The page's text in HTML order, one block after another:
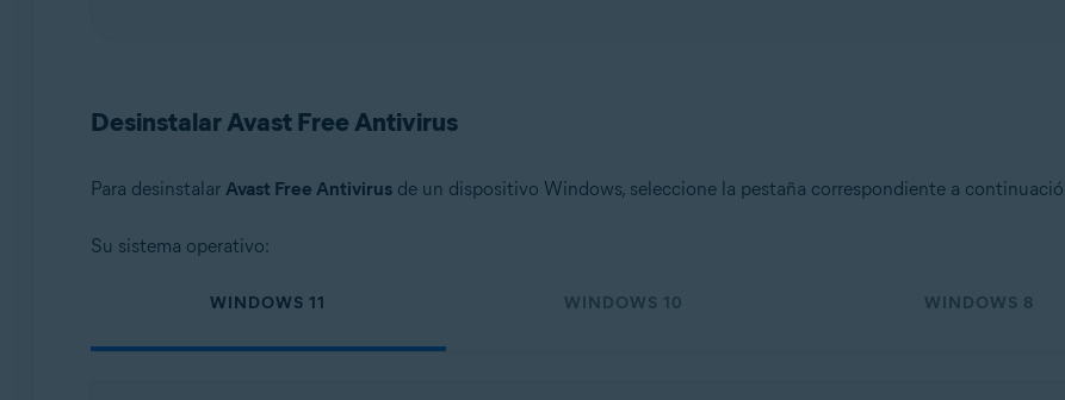
Microsoft Windows 7 Home Basic/Home Premium/Professional/Enterprise/Ultimate - Service Pack 1 con Convenient Rollup
Desinstalar Avast Free Antivirus
Para desinstalar Avast Free Antivirusde un dispositivo Windows, seleccione la pestaña correspondiente a
Su sistema operativo:
WINDOWS 11 WINDOWS 10 WINDOWS 8